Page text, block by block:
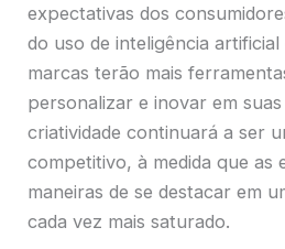
expectativas dos
do uso de inteligência
marcas terão mais
personalizar e inovar em
criatividade continuará a ser
competitivo, à medida que as
maneiras de se destacar em
cada vez mais saturado.